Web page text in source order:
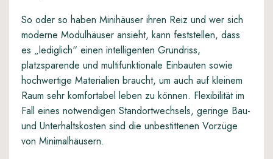
So oder so haben Minihäuser ihren Reiz und wer sich
moderne Modulhäuser ansieht, kann feststellen, dass
es „lediglich“ einen intelligenten Grundriss,
platzsparende und multifunktionale Einbauten sowie
hochwertige Materialien braucht, um auch auf kleinem
Raum sehr komfortabel leben zu können. Flexibilität im
Fall eines notwendigen Standortwechsels, geringe Bau-
und Unterhaltskosten sind die unbestittenen Vorzüge
von Minimalhäusern.